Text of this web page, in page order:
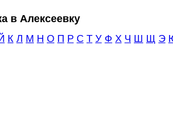
в Алексеевку
К Л М Н О П Р С Т У Ф Х Ч Ш Щ Э